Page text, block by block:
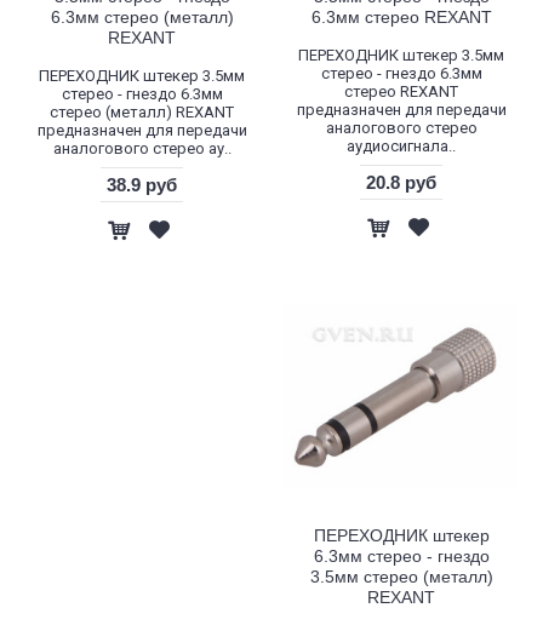
6.3мм стерео (металл)
REXANT
ПЕРЕХОДНИК штекер 3.5мм
стерео - гнездо 6.3мм
стерео (металл) REXANT
предназначен для передачи
аналогового стерео ау..
38.9 руб
6.3мм стерео REXANT
ПЕРЕХОДНИК штекер 3.5мм
стерео - гнездо 6.3мм
стерео REXANT
предназначен для передачи
аналогового стерео
аудиосигнала..
20.8 руб
ПЕРЕХОДНИК штекер
6.3мм стерео - гнездо
3.5мм стерео (металл)
REXANT